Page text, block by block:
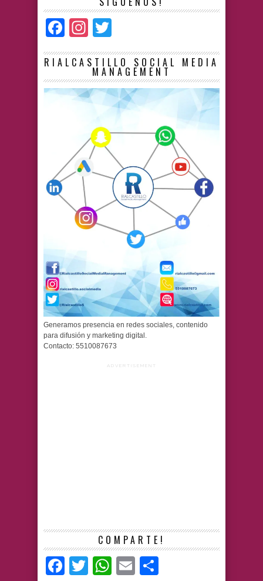
Facebook
Instagram
RIALCASTILLO SOCIAL MEDIA
MANAGEMENT
Generamos presencia en redes sociales, contenido
para difusión y marketing digital.
Contacto: 5510087673
ADVERTISEMENT
COMPARTE!
Facebook
TwitterWhatsApp
Email